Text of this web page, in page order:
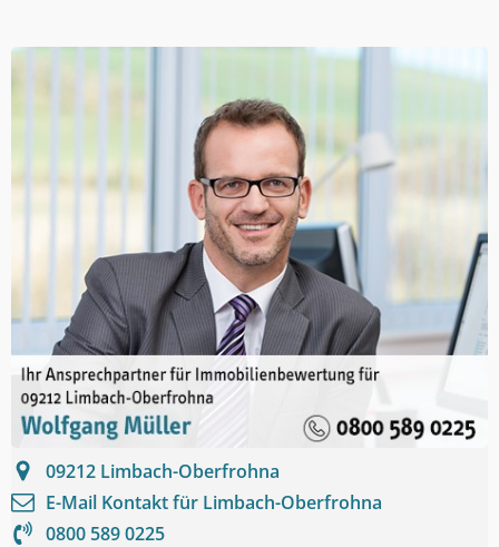
09212 Limbach-Oberfrohna
E-Mail Kontakt für Limbach-Oberfrohna
0800 589 0225